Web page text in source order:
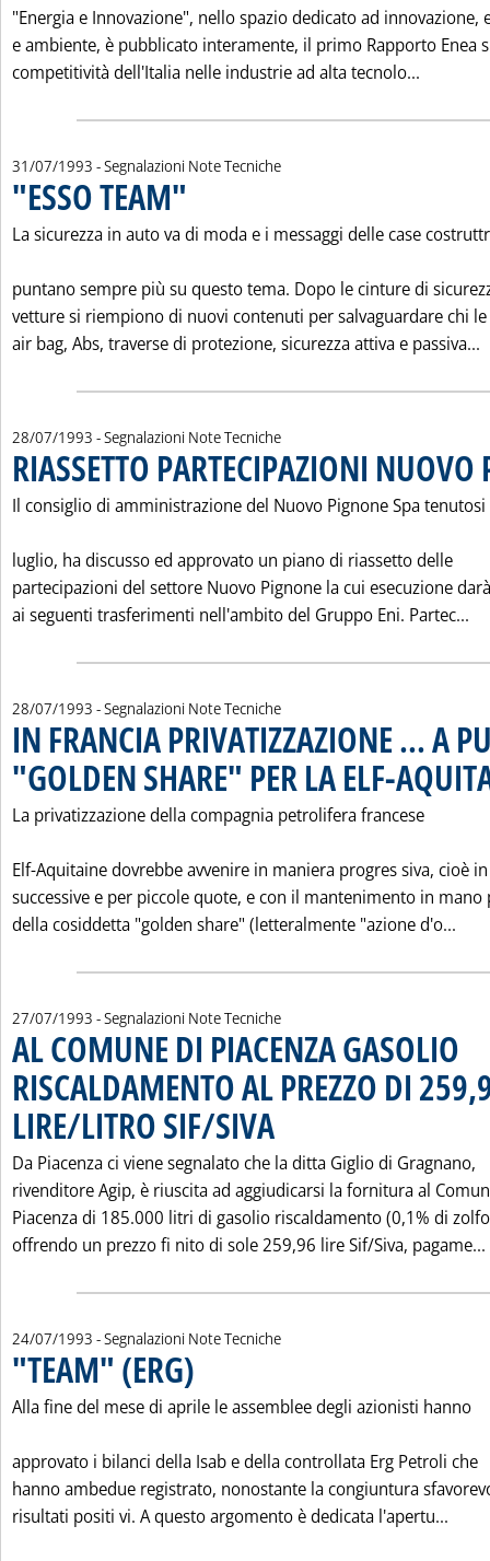
"Energia e Innovazione", nello spazio dedicato ad innovazione,
e ambiente, è pubblicato interamente, il primo Rapporto Enea
competitività dell'Italia nelle industrie ad alta tecnolo...
31/07/1993 - Segnalazioni Note Tecniche
"ESSO TEAM"
La sicurezza in auto va di moda e i messaggi delle case
puntano sempre più su questo tema. Dopo le cinture di
vetture si riempiono di nuovi contenuti per salvaguardare chi le
air bag, Abs, traverse di protezione, sicurezza attiva e passiva...
28/07/1993 - Segnalazioni Note Tecniche
RIASSETTO PARTECIPAZIONI NUOVO
Il consiglio di amministrazione del Nuovo Pignone Spa
luglio, ha discusso ed approvato un piano di riassetto delle
partecipazioni del settore Nuovo Pignone la cui esecuzione
ai seguenti trasferimenti nell'ambito del Gruppo Eni. Partec...
28/07/1993 - Segnalazioni Note Tecniche
IN FRANCIA PRIVATIZZAZIONE ... A
"GOLDEN SHARE" PER LA ELF-
La privatizzazione della compagnia petrolifera francese
Elf-Aquitaine dovrebbe avvenire in maniera progres siva, cioè
successive e per piccole quote, e con il mantenimento in mano
della cosiddetta "golden share" (letteralmente "azione d'o...
27/07/1993 - Segnalazioni Note Tecniche
AL COMUNE DI PIACENZA GASOLIO
RISCALDAMENTO AL PREZZO DI
LIRE/LITRO SIF/SIVA
Da Piacenza ci viene segnalato che la ditta Giglio di Gragnano,
rivenditore Agip, è riuscita ad aggiudicarsi la fornitura al
Piacenza di 185.000 litri di gasolio riscaldamento (0,1% di
offrendo un prezzo fi nito di sole 259,96 lire Sif/Siva, pagame...
24/07/1993 - Segnalazioni Note Tecniche
"TEAM" (ERG)
Alla fine del mese di aprile le assemblee degli azionisti hanno
approvato i bilanci della Isab e della controllata Erg Petroli che
hanno ambedue registrato, nonostante la congiuntura
risultati positi vi. A questo argomento è dedicata l'apertu...